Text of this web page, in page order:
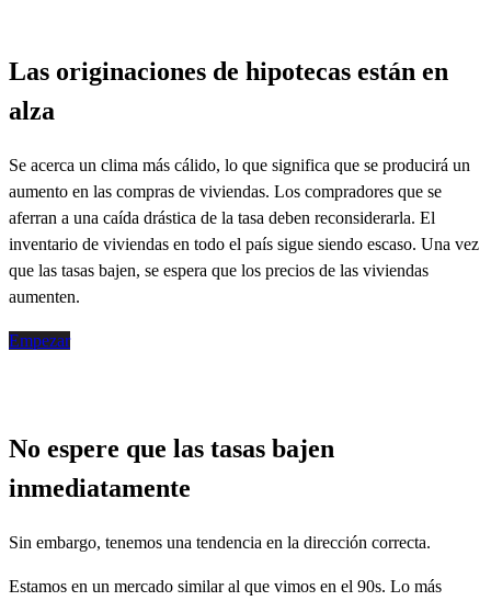
Las originaciones de hipotecas están en
alza
Se acerca un clima más cálido, lo que significa que se producirá un
aumento en las compras de viviendas. Los compradores que se
aferran a una caída drástica de la tasa deben reconsiderarla. El
inventario de viviendas en todo el país sigue siendo escaso. Una vez
que las tasas bajen, se espera que los precios de las viviendas
aumenten.
Empezar
No espere que las tasas bajen
inmediatamente
Sin embargo, tenemos una tendencia en la dirección correcta.
Estamos en un mercado similar al que vimos en el 90s. Lo más